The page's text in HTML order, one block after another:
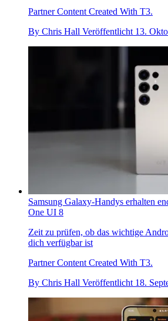
Partner Content Created With T3.
By Chris Hall Veröffentlicht 13.
Samsung Galaxy-Handys erhalten
One UI 8
Zeit zu prüfen, ob das wichtige
dich verfügbar ist
Partner Content Created With T3.
By Chris Hall Veröffentlicht 18.